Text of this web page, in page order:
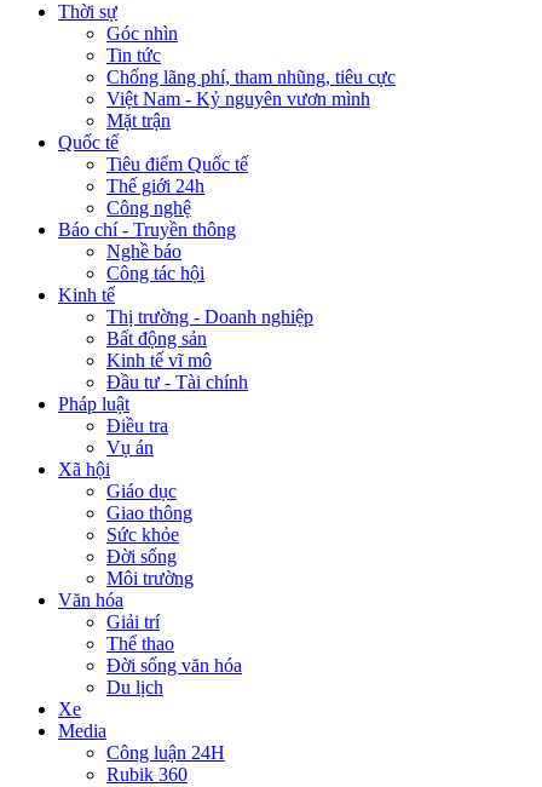
Thời sự
Góc nhìn
Tin tức
Chống lãng phí, tham nhũng, tiêu cực
Việt Nam - Kỷ nguyên vươn mình
Mặt trận
Quốc tế
Tiêu điểm Quốc tế
Thế giới 24h
Công nghệ
Báo chí - Truyền thông
Nghề báo
Công tác hội
Kinh tế
Thị trường - Doanh nghiệp
Bất động sản
Kinh tế vĩ mô
Đầu tư - Tài chính
Pháp luật
Điều tra
Vụ án
Xã hội
Giáo dục
Giao thông
Sức khỏe
Đời sống
Môi trường
Văn hóa
Giải trí
Thể thao
Đời sống văn hóa
Du lịch
Xe
Media
Công luận 24H
Rubik 360